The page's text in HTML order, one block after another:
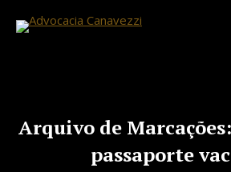
Arquivo de Marcações:
passaporte